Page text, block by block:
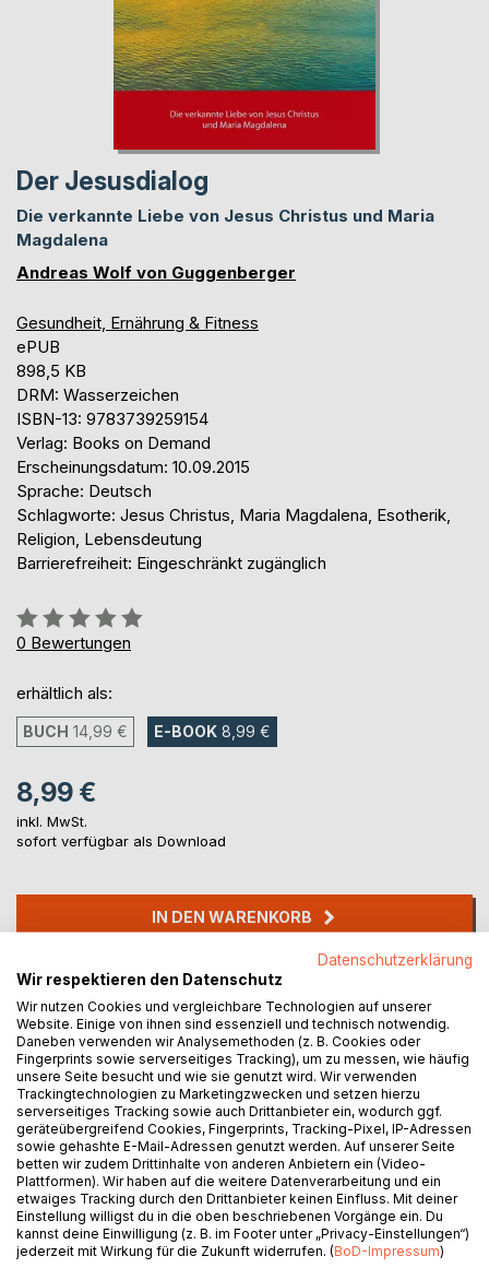
Der Jesusdialog
Die verkannte Liebe von Jesus Christus und Maria
Magdalena
Andreas Wolf von Guggenberger
Gesundheit, Ernährung & Fitness
ePUB
898,5 KB
DRM: Wasserzeichen
ISBN-13: 9783739259154
Verlag: Books on Demand
Erscheinungsdatum: 10.09.2015
Sprache: Deutsch
Schlagworte: Jesus Christus, Maria Magdalena, Esotherik,
Religion, Lebensdeutung
Barrierefreiheit: Eingeschränkt zugänglich
Bewertung::
0%
0 Bewertungen
erhältlich als:
BUCH 14,99 € E-BOOK 8,99 €
8,99 €
inkl. MwSt.
sofort verfügbar als Download
IN DEN WARENKORB
Auf die Merkliste
Titel bewerten
BESCHREIBUNG
Aus Stille und Schweigen, scheinbar aus dem Nicht,
entspinnt sich ein Gespräch in der Nacht. Ein ICH voller
Datenschutzerklärung
Wir respektieren den Datenschutz
Wir nutzen Cookies und vergleichbare Technologien auf unserer
Website. Einige von ihnen sind essenziell und technisch notwendig.
Daneben verwenden wir Analysemethoden (z. B. Cookies oder
Fingerprints sowie serverseitiges Tracking), um zu messen, wie häufig
unsere Seite besucht und wie sie genutzt wird. Wir verwenden
Trackingtechnologien zu Marketingzwecken und setzen hierzu
serverseitiges Tracking sowie auch Drittanbieter ein, wodurch ggf.
geräteübergreifend Cookies, Fingerprints, Tracking-Pixel, IP-Adressen
sowie gehashte E-Mail-Adressen genutzt werden. Auf unserer Seite
betten wir zudem Drittinhalte von anderen Anbietern ein (Video-
Plattformen). Wir haben auf die weitere Datenverarbeitung und ein
etwaiges Tracking durch den Drittanbieter keinen Einfluss. Mit deiner
Einstellung willigst du in die oben beschriebenen Vorgänge ein. Du
kannst deine Einwilligung (z. B. im Footer unter „Privacy-Einstellungen“)
jederzeit mit Wirkung für die Zukunft widerrufen. (BoD-Impressum)